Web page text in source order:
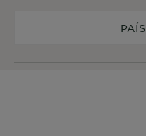
PAÍS